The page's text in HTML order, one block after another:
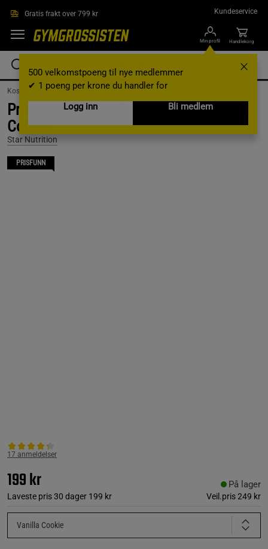
Gratis frakt over 799 kr Kundeservice
Min profil
500 velkomstpoeng til nye medlemmer
✔ 1 poeng per krone du handler for
Logg inn
Bli medlem
Handlekorg
Kosttilskudd / Proteinpulver / Whey protein
Protein Milkshake Powder, 725 g, Vanilla
Cookie
Star Nutrition
PRISFUNN
17 anmeldelser
199 kr
Laveste pris 30 dager 199 kr Veil.pris249 kr
På lager
Vanilla Cookie